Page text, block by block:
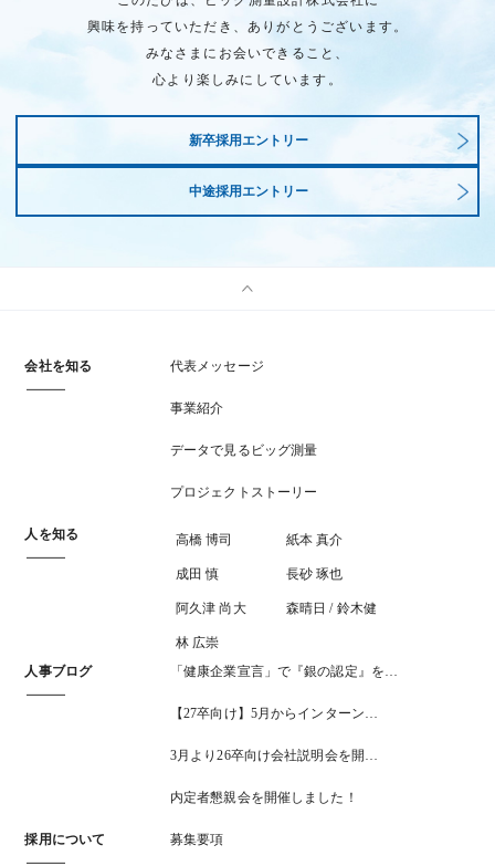
興味を持っていただき、ありがとうございます。
みなさまにお会いできること、
心より楽しみにしています。
新卒採用エントリー
中途採用エントリー
会社を知る 代表メッセージ
事業紹介
データで見るビッグ測量
プロジェクトストーリー
人を知る 高橋 博司 紙本 真介
成田 慎 長砂 琢也
阿久津 尚大 森晴日 / 鈴木健
林 広崇
人事ブログ
「健康企業宣言」で『銀の認定』を…
【27卒向け】5月からインターン…
3月より26卒向け会社説明会を開…
内定者懇親会を開催しました！
採用について 募集要項